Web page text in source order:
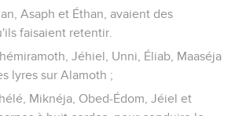
Asaph et Éthan, avaient des
faisaient retentir.
Jéhiel, Unni, Éliab, Maaséja
lyres sur Alamoth ;
Miknéja, Obed-Édom, Jéiel et